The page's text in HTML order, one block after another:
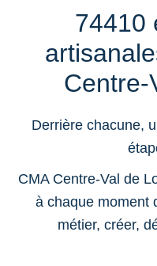
74410
Centre-
Derrière chacune,
CMA Centre-Val de
à chaque moment
métier, créer,